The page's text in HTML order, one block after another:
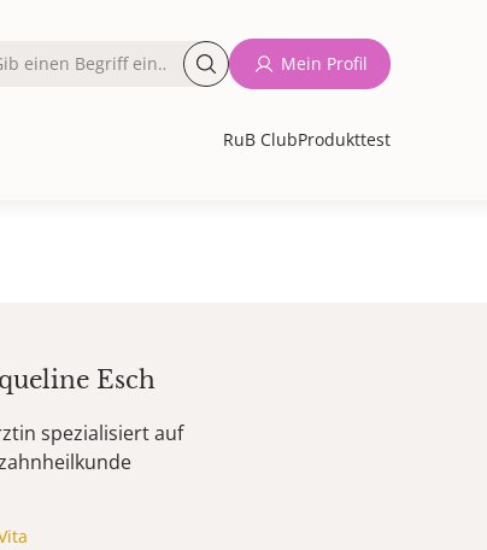
RuB ClubProdukttest
Mein Profil
Esch
spezialisiert auf